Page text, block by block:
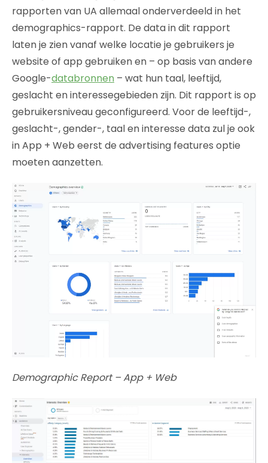
rapporten van UA allemaal onderverdeeld in het
demographics-rapport. De data in dit rapport
laten je zien vanaf welke locatie je gebruikers je
website of app gebruiken en – op basis van andere
Google-databronnen – wat hun taal, leeftijd,
geslacht en interessegebieden zijn. Dit rapport is op
gebruikersniveau geconfigureerd. Voor de leeftijd-,
geslacht-, gender-, taal en interesse data zul je ook
in App + Web eerst de advertising features optie
moeten aanzetten.
Demographic Report – App + Web